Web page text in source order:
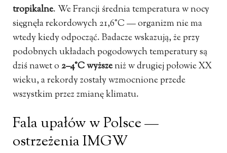
tropikalne. We Francji średnia temperatura w nocy
sięgnęła rekordowych 21,6°C — organizm nie ma
wtedy kiedy odpocząć. Badacze wskazują, że przy
podobnych układach pogodowych temperatury są
dziś nawet o2–4°C wyższeniż w drugiej połowie XX
wieku, a rekordy zostały wzmocnione przede
wszystkim przez zmianę klimatu.
Fala upałów w Polsce —
ostrzeżenia IMGW